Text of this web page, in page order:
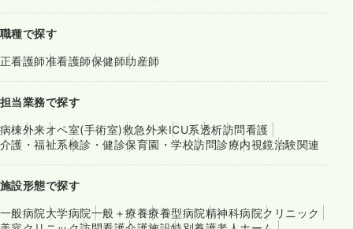
職種で探す
正看護師准看護師保健師助産師
担当業務で探す
病棟外来オペ室(手術室)救急外来ICU系透析訪問看護
介護・福祉系検診・健診保育園・学校訪問診療内視鏡治験関連
施設形態で探す
一般病院大学病院一般＋療養療養型病院精神科病院クリニック